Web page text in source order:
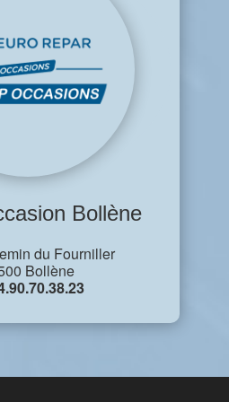
Bollène
du Fourniller
Bollène